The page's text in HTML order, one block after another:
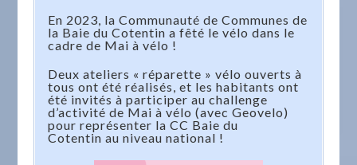
En 2023, la Communauté de Communes de
la Baie du Cotentin a fêté le vélo dans le
cadre de Mai à vélo !
Deux ateliers « réparette » vélo ouverts à
tous ont été réalisés, et les habitants ont
été invités à participer au challenge
d’activité de Mai à vélo (avec Geovelo)
pour représenter la CC Baie du
Cotentin au niveau national !